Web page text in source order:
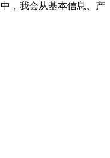
，我会从基本信息、产